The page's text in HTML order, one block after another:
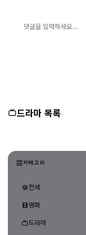
드라마 목록
카테고리
전체
영화
드라마